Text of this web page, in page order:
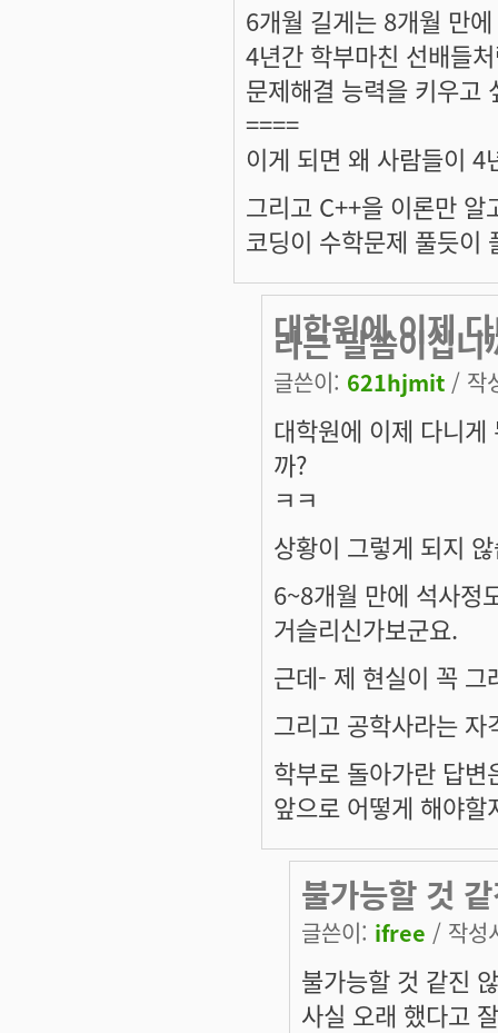
6개월 길게는 8개월 만에
4년간 학부마친 선배들
문제해결 능력을 키우고
====
이게 되면 왜 사람들이 4
그리고 C++을 이론만
코딩이 수학문제 풀듯이
대학원에 이제
라는 말씀이십니
글쓴이: 621hjmit / 작
대학원에 이제 다니
까?
ㅋㅋ
상황이 그렇게 되지
6~8개월 만에 석사정
거슬리신가보군요.
근데- 제 현실이 꼭 그
그리고 공학사라는
학부로 돌아가란 답변
앞으로 어떻게 해야
불가능할 것
글쓴이: ifree / 작성
불가능할 것 같진
사실 오래 했다고